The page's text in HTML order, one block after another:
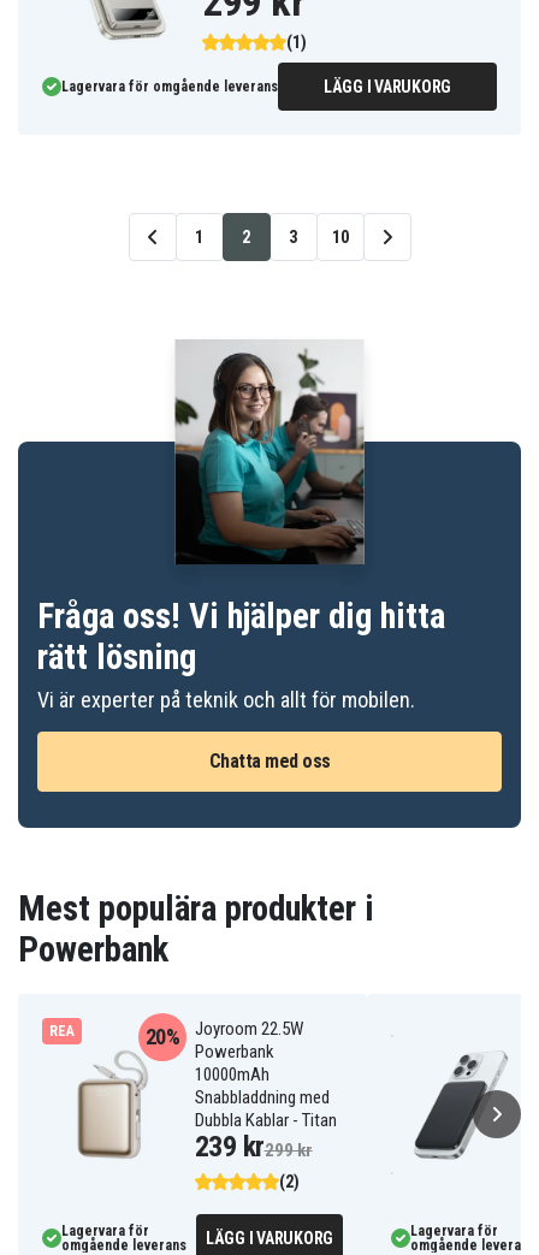
(1)
Lagervara för omgående leverans LÄGG I VARUKORG
1 2 3 10
Fråga oss! Vi hjälper dig hitta
rätt lösning
Vi är experter på teknik och allt för mobilen.
Chatta med oss
Mest populära produkter i
Powerbank
REA
Joyroom 22.5W
Powerbank
10000mAh
Snabbladdning med
Dubbla Kablar - Titan
(2)
20%
239 kr299 kr
Lagervara för
omgående leverans
LÄGG I VARUKORG
Lagervara för
omgående leverans